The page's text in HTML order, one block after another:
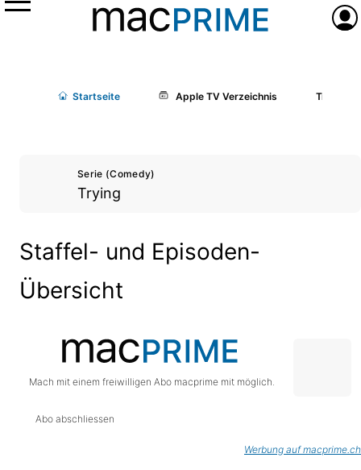
Menü
Startseite Apple TV Verzeichnis Trying
Serie (Comedy)
Trying
Staffel- und Episoden-
Übersicht
Mach mit einem freiwilligen Abo macprime mit möglich.
Abo abschliessen
Werbung auf macprime.ch